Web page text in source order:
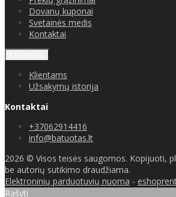
Dovanų kuponai
Svetainės medis
Kontaktai
Klientams
Užsakymų istorija
Kontaktai
+37062914416
info@batuotas.lt
2026 © Visos teisės saugomos. Kopijuoti,
be autorių sutikimo draudžiama.
Elektroninių parduotuvių nuoma -
Rašyti